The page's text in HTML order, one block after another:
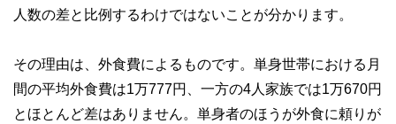
人数の差と比例するわけではないことが分かります。
その理由は、外食費によるものです。単身世帯における月
間の平均外食費は1万777円、一方の4人家族では1万670円
とほとんど差はありません。単身者のほうが外食に頼りが